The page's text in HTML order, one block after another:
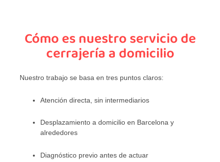
Cómo es nuestro servicio de
cerrajería a domicilio
Nuestro trabajo se basa en tres puntos claros:
Atención directa, sin intermediarios
Desplazamiento a domicilio en Barcelona y
alrededores
Diagnóstico previo antes de actuar